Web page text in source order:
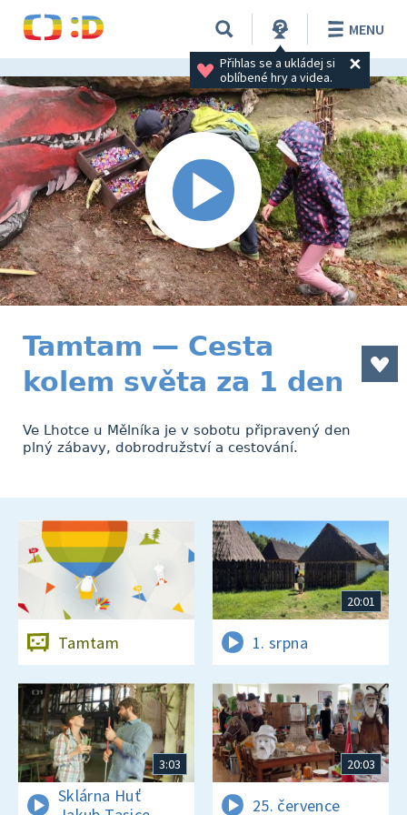
Přihlas se a ukládej si
oblíbené hry a videa.
MENU
Tamtam — Cesta
kolem světa za 1 den
Ve Lhotce u Mělníka je v sobotu připravený den
plný zábavy, dobrodružství a cestování.
Tamtam
20:01
1. srpna
3:03
Sklárna Huť
20:03
25. července